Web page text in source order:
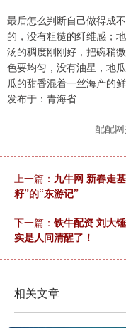
最后怎么判断自己做得成
的，没有粗糙的纤维感；
汤的稠度刚刚好，把碗稍
色要均匀，没有油星，地
瓜的甜香混着一丝海产的
发布于：青海省
配配
上一篇： 九牛网 新春走
籽”的“东游记”
下一篇： 铁牛配资 刘大
实是人间清醒了！
相关文章